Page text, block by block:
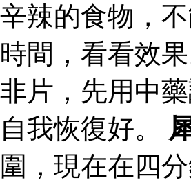
辛辣的食物，
時間，看看效
非片，先用中
自我恢復好。
圍，現在在四